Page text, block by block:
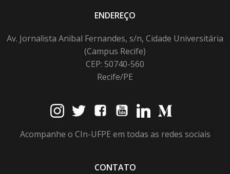
ENDEREÇO
Av. Jornalista Anibal Fernandes, s/n, Cidade Universitária
(Campus Recife)
CEP: 50740-560
Recife/PE
Acompanhe o CIn-UFPE em todas as redes sociais
CONTATO